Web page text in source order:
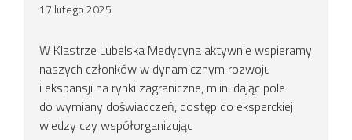
17 lutego 2025
W Klastrze Lubelska Medycyna aktywnie wspieramy
naszych członków w dynamicznym rozwoju
i ekspansji na rynki zagraniczne, m.in. dając pole
do wymiany doświadczeń, dostęp do eksperckiej
wiedzy czy współorganizując